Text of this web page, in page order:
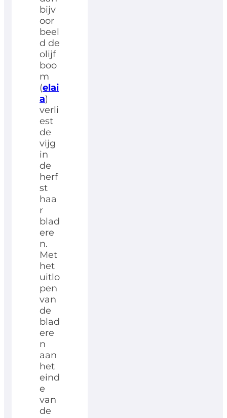
bijv
oor
beel
d de
olijf
boo
m
(elai
a)
verli
est
de
vijg
in
de
herf
st
haa
r
blad
ere
n.
Met
het
uitlo
pen
van
de
blad
ere
n
aan
het
eind
e
van
de